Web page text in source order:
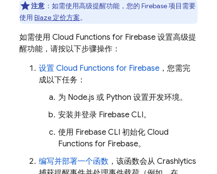
注意 ：如需使用高级提醒功能，您的 Firebase 项目需要
使用 Blaze 定价方案。
如需使用 Cloud Functions for Firebase 设置高级提
醒功能，请按以下步骤操作：
设置 Cloud Functions for Firebase ，您需完
成以下任务：
为 Node.js 或 Python 设置开发环境。
安装并登录 Firebase CLI。
使用 Firebase CLI 初始化 Cloud
Functions for Firebase。
编写并部署一个函数 ，该函数会从 Crashlytics